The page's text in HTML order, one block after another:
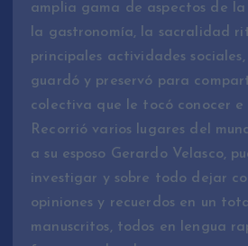
amplia gama de aspectos de
la gastronomía, la sacralidad
principales actividades
guardó y preservó para
colectiva que le tocó conocer e
Recorrió varios lugares del
a su esposo Gerardo Velasco,
investigar y sobre todo dejar
opiniones y recuerdos en un
manuscritos, todos en lengua